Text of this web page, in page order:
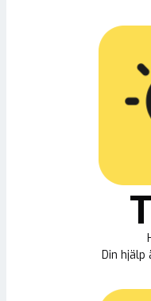
Din